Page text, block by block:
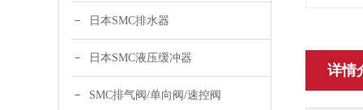
日本SMC排水器
日本SMC液压缓冲器
SMC排气阀/单向阀/速控阀
详情